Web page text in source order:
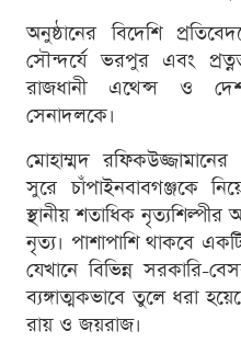
অনুষ্ঠানের বিদেশি
সৌন্দর্যে ভরপুর এবং
রাজধানী এথেন্স ও
সেনাদলকে।
মোহাম্মদ
সুরে চাঁপাইনবাবগঞ্জকে
স্থানীয় শতাধিক নৃত্যশিল্পীর
নৃত্য। পাশাপাশি থাকবে
যেখানে বিভিন্ন সরকারি-
ব্যঙ্গাত্মকভাবে তুলে ধরা
রায় ও জয়রাজ।